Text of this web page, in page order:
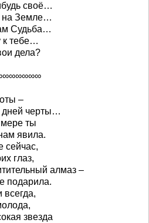
своё…
на Земле…
Судьба…
к тебе…
дела?
–
дней черты…
ты
явила.
сейчас,
глаз,
алмаз –
подарила.
всегда,
звезда